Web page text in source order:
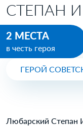
СТЕПАН
2 МЕСТА
в честь героя
ГЕРОЙ
Любарский Степан